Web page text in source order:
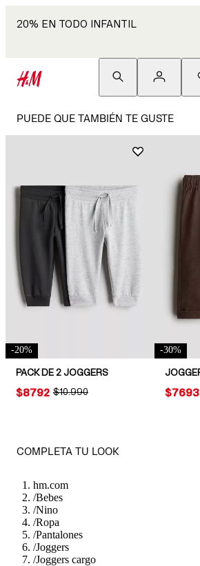
20% EN TODO INFANTIL
PUEDE QUE TAMBIÉN TE GUSTE
-20%
PACK DE 2 JOGGERS
ORIGINAL PRICE:
$10.990
PRICE:
$8792
-30%
PRICE:
$7693
COMPLETA TU LOOK
hm.com
/Bebes
/Nino
/Ropa
/Pantalones
/Joggers
/Joggers cargo